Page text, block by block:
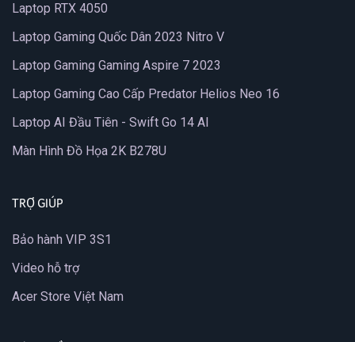
Laptop RTX 4050
Laptop Gaming Quốc Dân 2023 Nitro V
Laptop Gaming Gaming Aspire 7 2023
Laptop Gaming Cao Cấp Predator Helios Neo 16
Laptop AI Đầu Tiên - Swift Go 14 AI
Màn Hình Đồ Họa 2K B278U
TRỢ GIÚP
Bảo hành VIP 3S1
Video hỗ trợ
Acer Store Việt Nam